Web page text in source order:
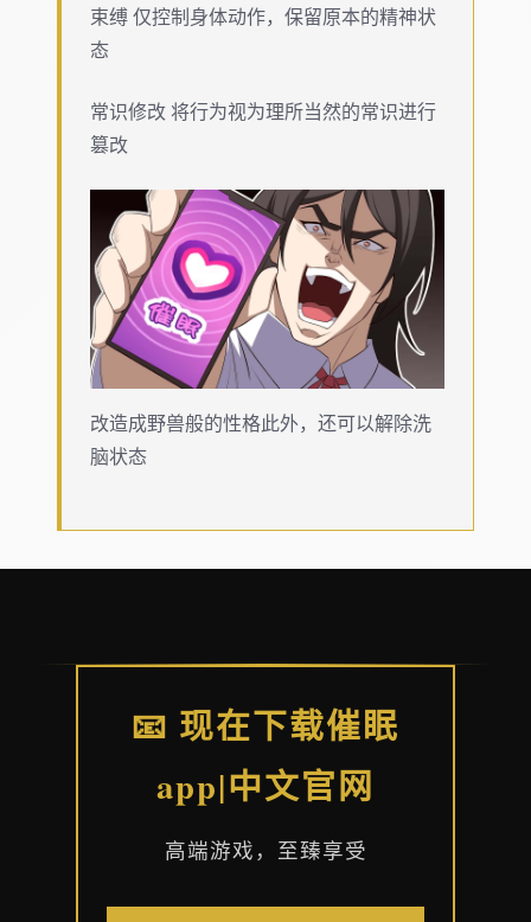
束缚 仅控制身体动作，保留原本的精神状
态
常识修改 将行为视为理所当然的常识进行
篡改
改造成野兽般的性格此外，还可以解除洗
脑状态
📧 现在下载催眠
app|中文官网
高端游戏，至臻享受